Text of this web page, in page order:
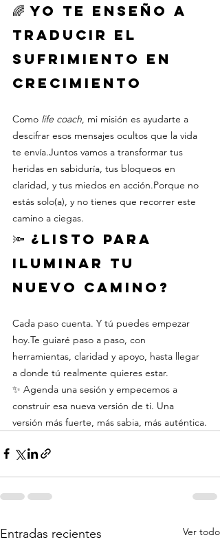
🌈 Yo te enseño a
traducir el
sufrimiento en
crecimiento
Como life coach, mi misión es ayudarte a
descifrar esos mensajes ocultos que la vida
te envía.Juntos vamos a transformar tus
heridas en sabiduría, tus bloqueos en
claridad, y tus miedos en acción.Porque no
estás solo(a), y no tienes que recorrer este
camino a ciegas.
🔦 ¿Listo para
iluminar tu
nuevo camino?
Cada paso cuenta. Y tú puedes empezar
hoy.Te guiaré paso a paso, con
herramientas, claridad y apoyo, hasta llegar
a donde tú realmente quieres estar.
✨ Agenda una sesión y empecemos a
construir esa nueva versión de ti. Una
versión más fuerte, más sabia, más auténtica.
Entradas recientes Ver todo